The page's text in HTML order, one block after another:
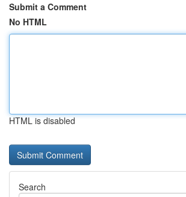
Submit a Comment
No HTML
HTML is disabled
Search